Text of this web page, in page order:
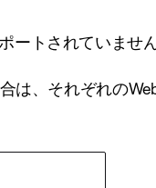
ートされていません
は、それぞれの